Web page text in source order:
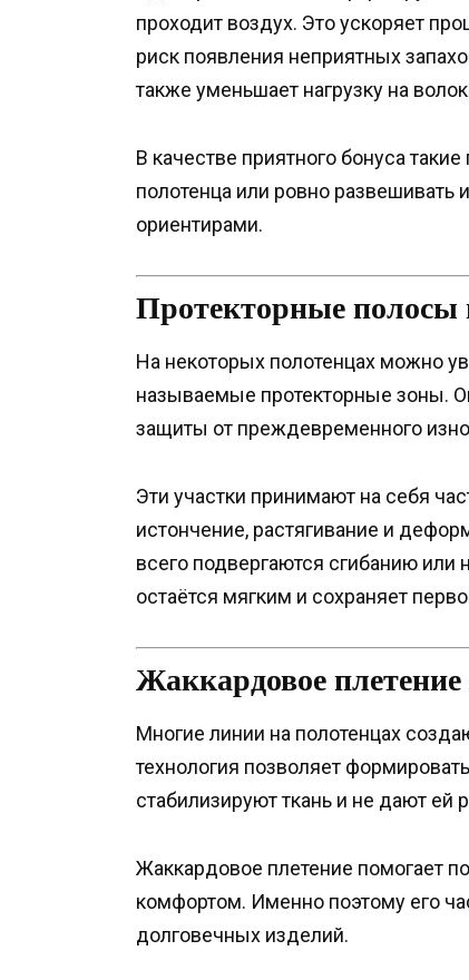
проходит воздух. Это ускоряет
риск появления неприятных
также уменьшает нагрузку на
В качестве приятного бонуса
полотенца или ровно
ориентирами.
Протекторные полосы
На некоторых полотенцах можно
называемые протекторные зоны.
защиты от преждевременного
Эти участки принимают на себя
истончение, растягивание и
всего подвергаются сгибанию
остаётся мягким и сохраняет
Жаккардовое плетение
Многие линии на полотенцах
технология позволяет
стабилизируют ткань и не дают ей
Жаккардовое плетение помогает
комфортом. Именно поэтому его
долговечных изделий.